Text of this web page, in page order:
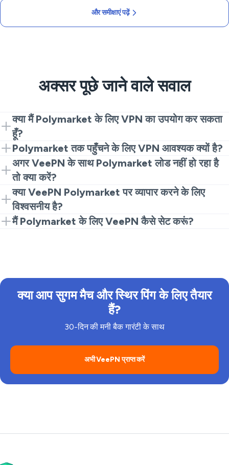
और समीक्षाएं पढ़ें
अक्सर पूछे जाने वाले सवाल
क्या मैं Polymarket के लिए VPN का उपयोग कर सकता
हूँ?
हाँ, VeePN आपको सुरक्षित रूप से Polymarket से कनेक्ट करने की
अनुमति देता है, क्षेत्रीय प्रतिबंधों को बायपास करते हुए।
Polymarket तक पहुँचने के लिए VPN आवश्यक क्यों है?
VPN आपके IP पते को छुपाता है, यह सुनिश्चित करता है कि आपकी
व्यापार गतिविधियाँ सुरक्षित और गुमनाम हों।
अगर VeePN के साथ Polymarket लोड नहीं हो रहा है
तो क्या करें?
सर्वर स्थान बदलने, ब्राउज़र कुकीज़ साफ़ करने, या अपने डिवाइस को
पुनः शुरू करने का प्रयास करें।
क्या VeePN Polymarket पर व्यापार करने के लिए
विश्वसनीय है?
बिल्कुल! तेज गति और कोई लॉग नीति के साथ, यह व्यापारियों के लिए
मैं Polymarket के लिए VeePN कैसे सेट करूं?
क्या आप सुगम मैच और स्थिर पिंग के लिए तैयार
हैं?
30-दिन की मनी बैक गारंटी के साथ
अभी VeePN प्राप्त करें